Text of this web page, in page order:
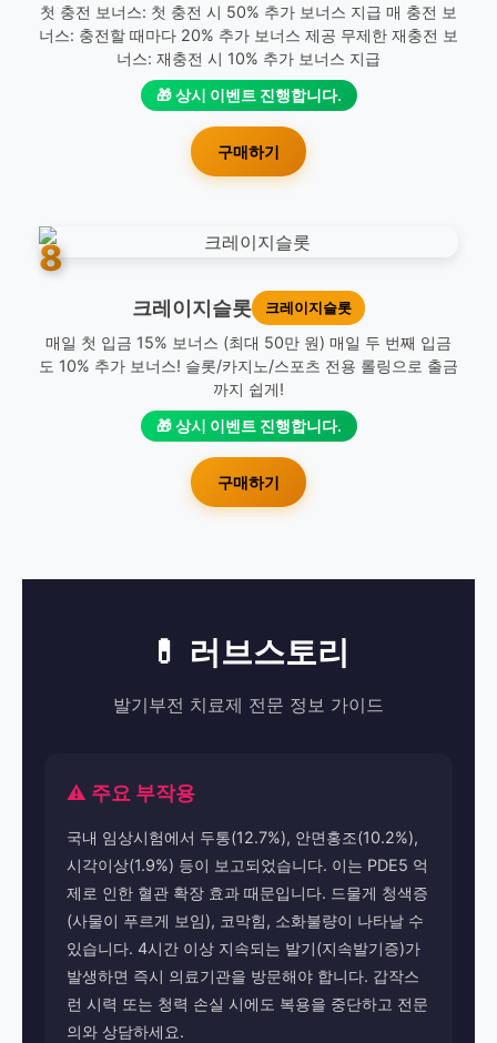
첫 충전 보너스: 첫 충전 시 50% 추가 보너스 지급 매 충전 보
너스: 충전할 때마다 20% 추가 보너스 제공 무제한 재충전 보
너스: 재충전 시 10% 추가 보너스 지급
🎁 상시 이벤트 진행합니다.
구매하기
8
크레이지슬롯 크레이지슬롯
매일 첫 입금 15% 보너스 (최대 50만 원) 매일 두 번째 입금
도 10% 추가 보너스! 슬롯/카지노/스포츠 전용 롤링으로 출금
까지 쉽게!
🎁 상시 이벤트 진행합니다.
구매하기
💊 러브스토리
발기부전 치료제 전문 정보 가이드
⚠️ 주요 부작용
국내 임상시험에서 두통(12.7%), 안면홍조(10.2%),
시각이상(1.9%) 등이 보고되었습니다. 이는 PDE5 억
제로 인한 혈관 확장 효과 때문입니다. 드물게 청색증
(사물이 푸르게 보임), 코막힘, 소화불량이 나타날 수
있습니다. 4시간 이상 지속되는 발기(지속발기증)가
발생하면 즉시 의료기관을 방문해야 합니다. 갑작스
런 시력 또는 청력 손실 시에도 복용을 중단하고 전문
의와 상담하세요.